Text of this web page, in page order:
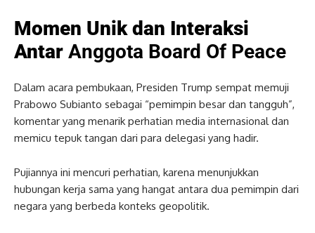
Momen Unik dan Interaksi
Antar Anggota Board Of Peace
Dalam acara pembukaan, Presiden Trump sempat memuji
Prabowo Subianto sebagai “pemimpin besar dan tangguh”,
komentar yang menarik perhatian media internasional dan
memicu tepuk tangan dari para delegasi yang hadir.
Pujiannya ini mencuri perhatian, karena menunjukkan
hubungan kerja sama yang hangat antara dua pemimpin dari
negara yang berbeda konteks geopolitik.